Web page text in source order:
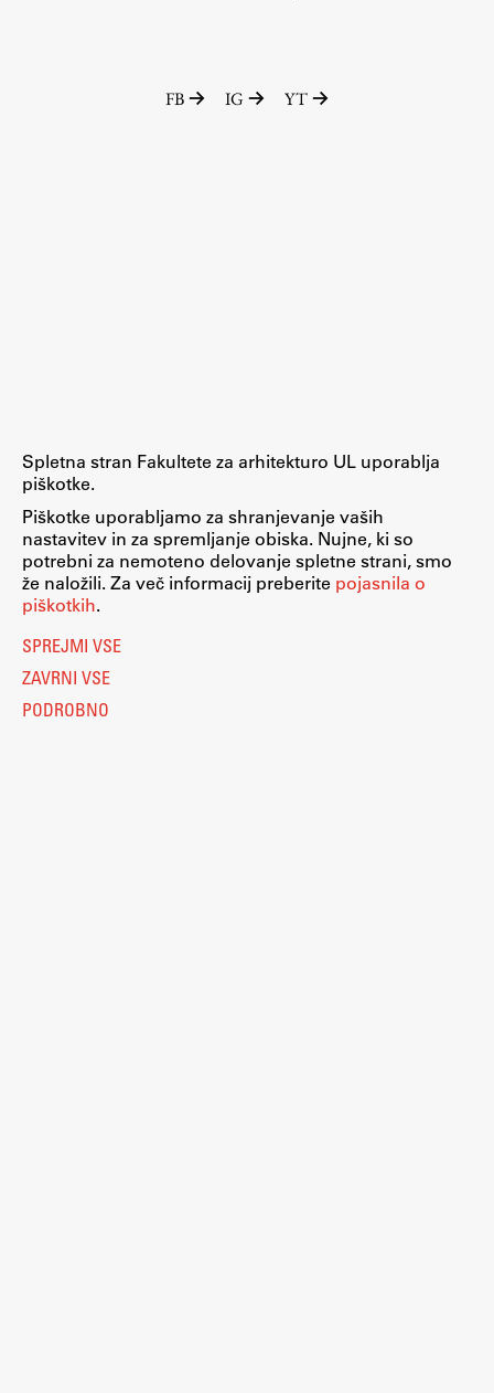
FB IG YT
Spletna stran Fakultete za arhitekturo UL uporablja
piškotke.
Piškotke uporabljamo za shranjevanje vaših
nastavitev in za spremljanje obiska. Nujne, ki so
potrebni za nemoteno delovanje spletne strani, smo
že naložili. Za več informacij preberite pojasnila o
piškotkih.
SPREJMI VSE
ZAVRNI VSE
PODROBNO